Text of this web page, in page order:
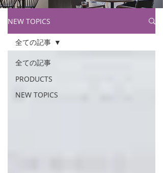
NEW TOPICS
全ての記事
PRODUCTS
NEW TOPICS
全ての記事